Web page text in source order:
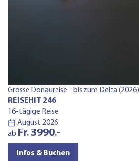
Grosse Donaureise - bis zum Delta (2026)
REISEHIT 246
16-tägige Reise
August 2026
ab Fr. 3990.-
Infos & Buchen